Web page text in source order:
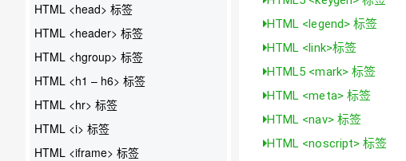
HTML <head> 标签
HTML <header> 标签
HTML <hgroup> 标签
HTML <h1 – h6> 标签
HTML <hr> 标签
HTML <i> 标签
HTML <iframe> 标签
HTML <legend> 标签
HTML <link>标签
HTML5 <mark> 标签
HTML <meta> 标签
HTML <nav> 标签
HTML <noscript> 标签